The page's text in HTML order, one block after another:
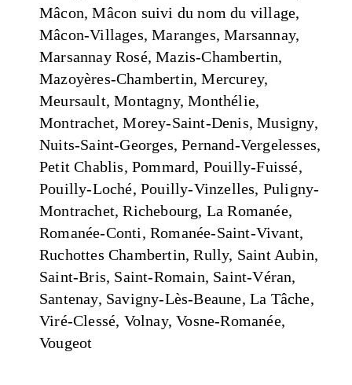
Mâcon, Mâcon suivi du nom du village,
Mâcon-Villages, Maranges, Marsannay,
Marsannay Rosé, Mazis-Chambertin,
Mazoyères-Chambertin, Mercurey,
Meursault, Montagny, Monthélie,
Montrachet, Morey-Saint-Denis, Musigny,
Nuits-Saint-Georges, Pernand-Vergelesses,
Petit Chablis, Pommard, Pouilly-Fuissé,
Pouilly-Loché, Pouilly-Vinzelles, Puligny-
Montrachet, Richebourg, La Romanée,
Romanée-Conti, Romanée-Saint-Vivant,
Ruchottes Chambertin, Rully, Saint Aubin,
Saint-Bris, Saint-Romain, Saint-Véran,
Santenay, Savigny-Lès-Beaune, La Tâche,
Viré-Clessé, Volnay, Vosne-Romanée,
Vougeot